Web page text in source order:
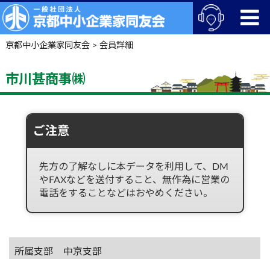
京都中小企業家同友会> 会員詳細
市川甚商事㈱
ご注意
先方の了解なしに本データを利用して、DM
やFAXなどを送付すること、無作為に営業の
電話をすることなどはおやめください。
所属支部 中京支部